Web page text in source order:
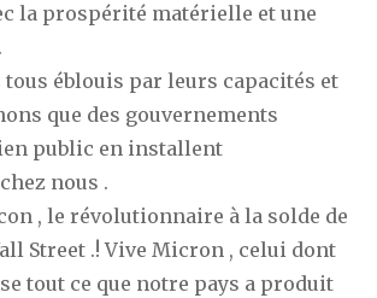
la prospérité matérielle et une
tous éblouis par leurs capacités et
que des gouvernements
public en installent
nous .
, le révolutionnaire à la solde de
Street .! Vive Micron , celui dont
tout ce que notre pays a produit